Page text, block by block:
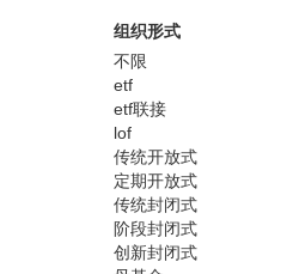
组织形式
不限
etf
etf联接
lof
传统开放式
定期开放式
传统封闭式
阶段封闭式
创新封闭式